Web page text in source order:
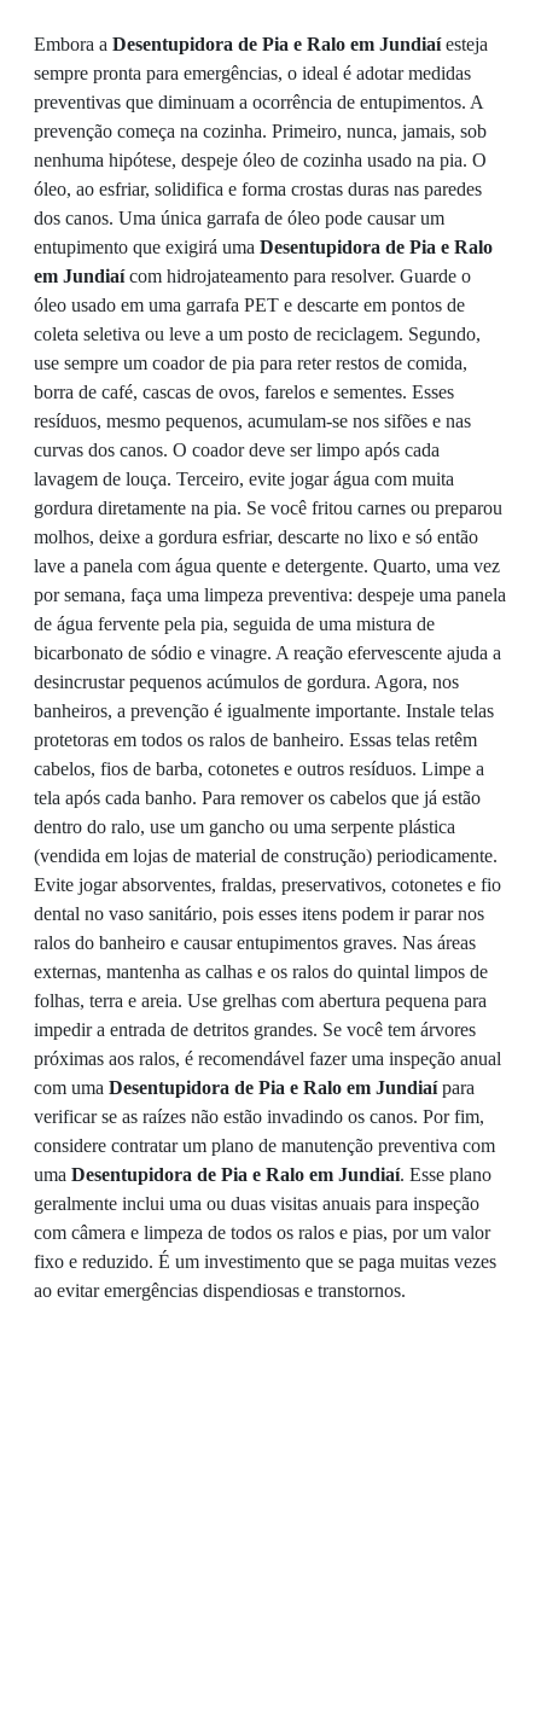
Embora a Desentupidora de Pia e Ralo em Jundiaíesteja
sempre pronta para emergências, o ideal é adotar medidas
preventivas que diminuam a ocorrência de entupimentos. A
prevenção começa na cozinha. Primeiro, nunca, jamais, sob
nenhuma hipótese, despeje óleo de cozinha usado na pia. O
óleo, ao esfriar, solidifica e forma crostas duras nas paredes
dos canos. Uma única garrafa de óleo pode causar um
entupimento que exigirá uma Desentupidora de Pia e Ralo
em Jundiaícom hidrojateamento para resolver. Guarde o
óleo usado em uma garrafa PET e descarte em pontos de
coleta seletiva ou leve a um posto de reciclagem. Segundo,
use sempre um coador de pia para reter restos de comida,
borra de café, cascas de ovos, farelos e sementes. Esses
resíduos, mesmo pequenos, acumulam-se nos sifões e nas
curvas dos canos. O coador deve ser limpo após cada
lavagem de louça. Terceiro, evite jogar água com muita
gordura diretamente na pia. Se você fritou carnes ou preparou
molhos, deixe a gordura esfriar, descarte no lixo e só então
lave a panela com água quente e detergente. Quarto, uma vez
por semana, faça uma limpeza preventiva: despeje uma panela
de água fervente pela pia, seguida de uma mistura de
bicarbonato de sódio e vinagre. A reação efervescente ajuda a
desincrustar pequenos acúmulos de gordura. Agora, nos
banheiros, a prevenção é igualmente importante. Instale telas
protetoras em todos os ralos de banheiro. Essas telas retêm
cabelos, fios de barba, cotonetes e outros resíduos. Limpe a
tela após cada banho. Para remover os cabelos que já estão
dentro do ralo, use um gancho ou uma serpente plástica
(vendida em lojas de material de construção) periodicamente.
Evite jogar absorventes, fraldas, preservativos, cotonetes e fio
dental no vaso sanitário, pois esses itens podem ir parar nos
ralos do banheiro e causar entupimentos graves. Nas áreas
externas, mantenha as calhas e os ralos do quintal limpos de
folhas, terra e areia. Use grelhas com abertura pequena para
impedir a entrada de detritos grandes. Se você tem árvores
próximas aos ralos, é recomendável fazer uma inspeção anual
com uma Desentupidora de Pia e Ralo em Jundiaípara
verificar se as raízes não estão invadindo os canos. Por fim,
considere contratar um plano de manutenção preventiva com
uma Desentupidora de Pia e Ralo em Jundiaí. Esse plano
geralmente inclui uma ou duas visitas anuais para inspeção
com câmera e limpeza de todos os ralos e pias, por um valor
fixo e reduzido. É um investimento que se paga muitas vezes
ao evitar emergências dispendiosas e transtornos.